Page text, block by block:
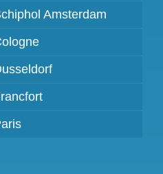
Amsterdam